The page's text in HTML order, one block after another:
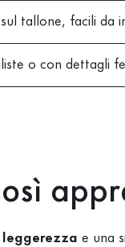
tallone, facili da
o con dettagli
leggerezza e una